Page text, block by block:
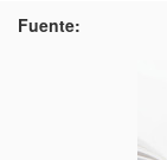
Fuente: